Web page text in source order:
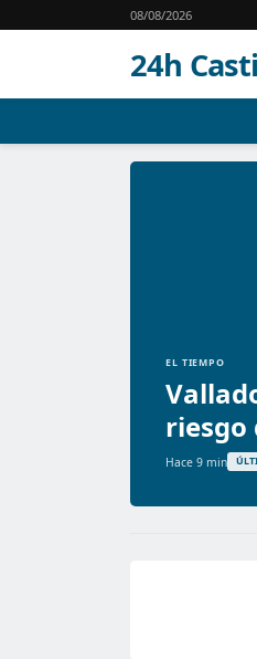
08/08/2026
24h
EL TIEMPO
riesgo
Hace 9 min